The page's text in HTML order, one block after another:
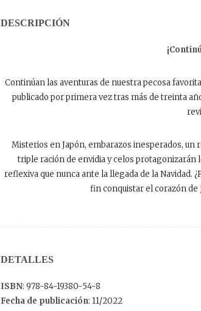
DESCRIPCIÓN
Continúan las aventuras de nuestra pecosa
publicado por primera vez tras más de treinta
Misterios en Japón, embarazos inesperados, un
triple ración de envidia y celos protagonizarán
reflexiva que nunca ante la llegada de la Navidad.
fin conquistar el corazón de
DETALLES
ISBN: 978-84-19380-54-8
Fecha de publicación: 11/2022